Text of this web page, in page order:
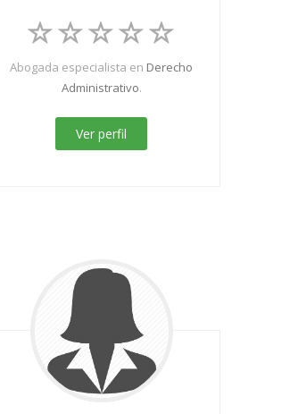
Abogada especialista en Derecho
Administrativo.
Ver perfil